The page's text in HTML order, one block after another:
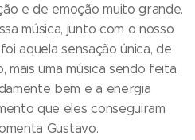
e de emoção muito grande.
música, junto com o nosso
aquela sensação única, de
mais uma música sendo feita.
bem e a energia
que eles conseguiram
Gustavo.